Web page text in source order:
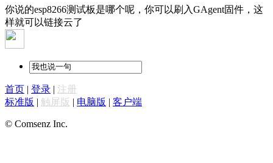
你说的esp8266测试板是哪个呢，你可以刷入GAgent固件，这
样就可以链接云了
首页 | 登录 | 注册
标准版 | 触屏版 | 电脑版 | 客户端
© Comsenz Inc.